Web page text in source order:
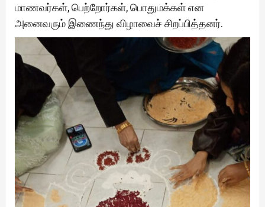
மாணவர்கள், பெற்றோர்கள், பொதுமக்கள் என
அனைவரும் இணைந்து விழாவைச் சிறப்பித்தனர்.